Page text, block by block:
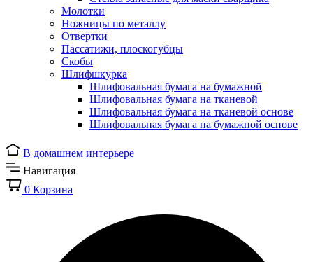
Молотки
Ножницы по металлу
Отвертки
Пассатижи, плоскогубцы
Скобы
Шлифшкурка
Шлифовальная бумага на бумажной
Шлифовальная бумага на тканевой
Шлифовальная бумага на тканевой основе
Шлифовальная бумага на бумажной основе
В домашнем интерьере
Навигация
0 Корзина